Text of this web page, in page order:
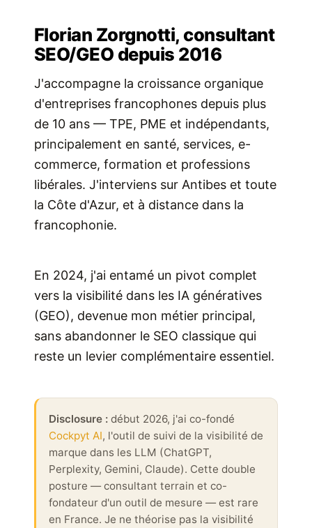
Florian Zorgnotti, consultant
SEO/GEO depuis 2016
J'accompagne la croissance organique
d'entreprises francophones depuis plus
de 10 ans — TPE, PME et indépendants,
principalement en santé, services, e-
commerce, formation et professions
libérales. J'interviens sur Antibes et toute
la Côte d'Azur, et à distance dans la
francophonie.
En 2024, j'ai entamé un pivot complet
vers la visibilité dans les IA génératives
(GEO), devenue mon métier principal,
sans abandonner le SEO classique qui
reste un levier complémentaire essentiel.
Disclosure :début 2026, j'ai co-fondé
Cockpyt AI, l'outil de suivi de la visibilité de
marque dans les LLM (ChatGPT,
Perplexity, Gemini, Claude). Cette double
posture — consultant terrain et co-
fondateur d'un outil de mesure — est rare
en France. Je ne théorise pas la visibilité